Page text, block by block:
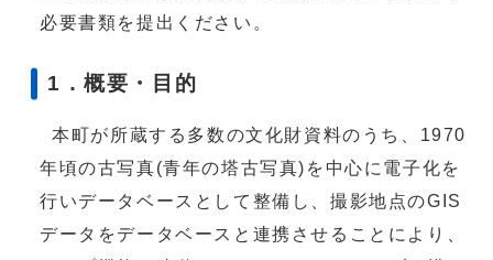
必要書類を提出ください。
1．概要・目的
本町が所蔵する多数の文化財資料のうち、1970
年頃の古写真(青年の塔古写真)を中心に電子化を
行いデータベースとして整備し、撮影地点のGIS
データをデータベースと連携させることにより、